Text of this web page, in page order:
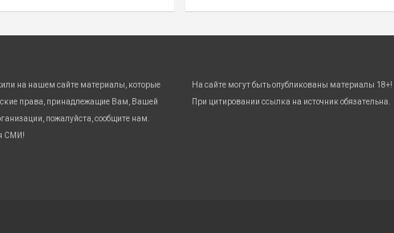
на нашем сайте материалы, которые
права, принадлежащие Вам, Вашей
пожалуйста, сообщите нам.
СМИ!
На сайте могут быть опубликованы материалы 18+!
При цитировании ссылка на источник обязательна.